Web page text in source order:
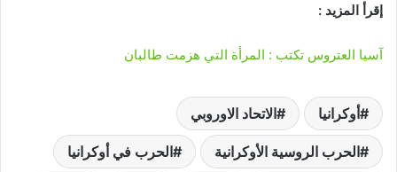
إقرأ المزيد :
آسيا العتروس تكتب : المرأة التي هزمت طالبان
أوكرانيا الاتحاد الاوروبي
الحرب الروسية الأوكرانية الحرب في أوكرانيا